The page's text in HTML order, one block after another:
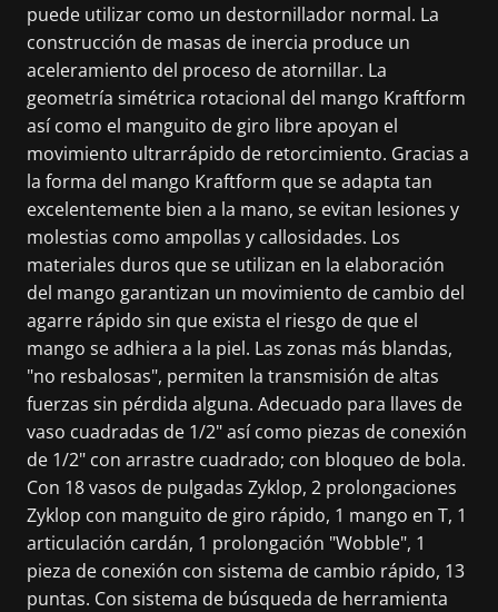
puede utilizar como un destornillador normal. La
construcción de masas de inercia produce un
aceleramiento del proceso de atornillar. La
geometría simétrica rotacional del mango Kraftform
así como el manguito de giro libre apoyan el
movimiento ultrarrápido de retorcimiento. Gracias a
la forma del mango Kraftform que se adapta tan
excelentemente bien a la mano, se evitan lesiones y
molestias como ampollas y callosidades. Los
materiales duros que se utilizan en la elaboración
del mango garantizan un movimiento de cambio del
agarre rápido sin que exista el riesgo de que el
mango se adhiera a la piel. Las zonas más blandas,
"no resbalosas", permiten la transmisión de altas
fuerzas sin pérdida alguna. Adecuado para llaves de
vaso cuadradas de 1/2" así como piezas de conexión
de 1/2" con arrastre cuadrado; con bloqueo de bola.
Con 18 vasos de pulgadas Zyklop, 2 prolongaciones
Zyklop con manguito de giro rápido, 1 mango en T, 1
articulación cardán, 1 prolongación "Wobble", 1
pieza de conexión con sistema de cambio rápido, 13
puntas. Con sistema de búsqueda de herramienta